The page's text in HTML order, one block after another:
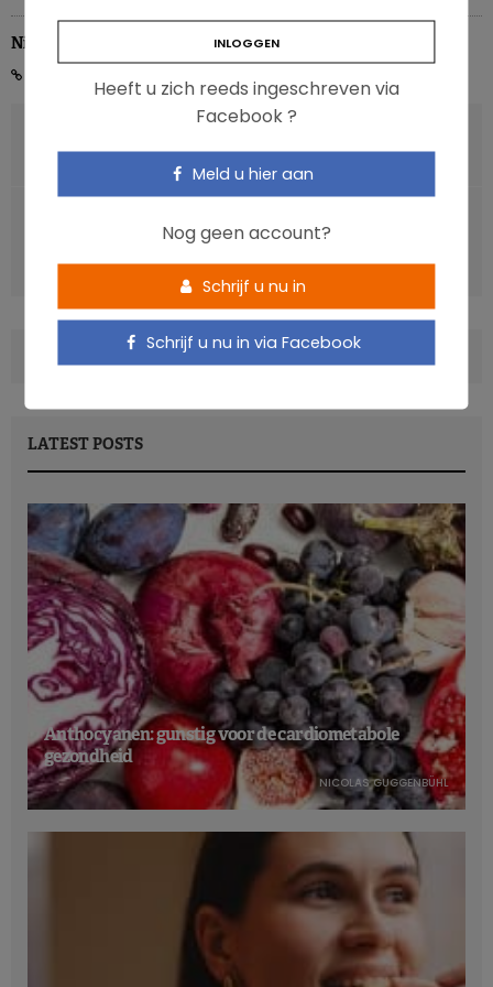
Nicolas Guggenbühl
Tweemaal yoghurt per week is goed voor het hart!
Zijn plantaardige vervangers te vergelijken met
koemelk?
(2)
LATEST POSTS
Anthocyanen: gunstig voor de cardiometabole
gezondheid
NICOLAS GUGGENBÜHL
Heeft u zich reeds ingeschreven via
Facebook ?
Meld u hier aan
Nog geen account?
Schrijf u nu in
Schrijf u nu in via Facebook